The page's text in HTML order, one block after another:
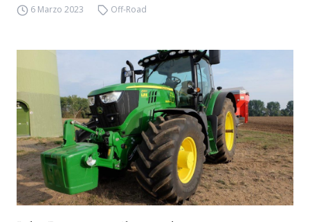
6 Marzo 2023 Off-Road